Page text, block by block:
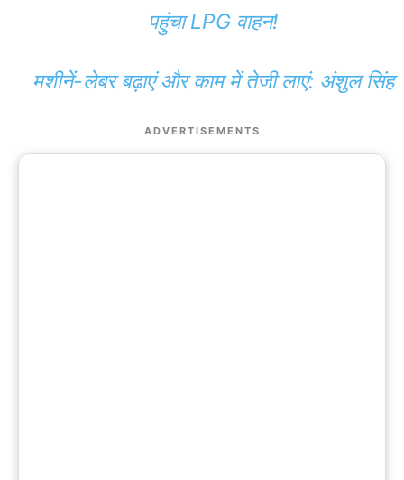
पहुंचा LPG वाहन!
मशीनें-लेबर बढ़ाएं और काम में तेजी लाएं: अंशुल सिंह
ADVERTISEMENTS